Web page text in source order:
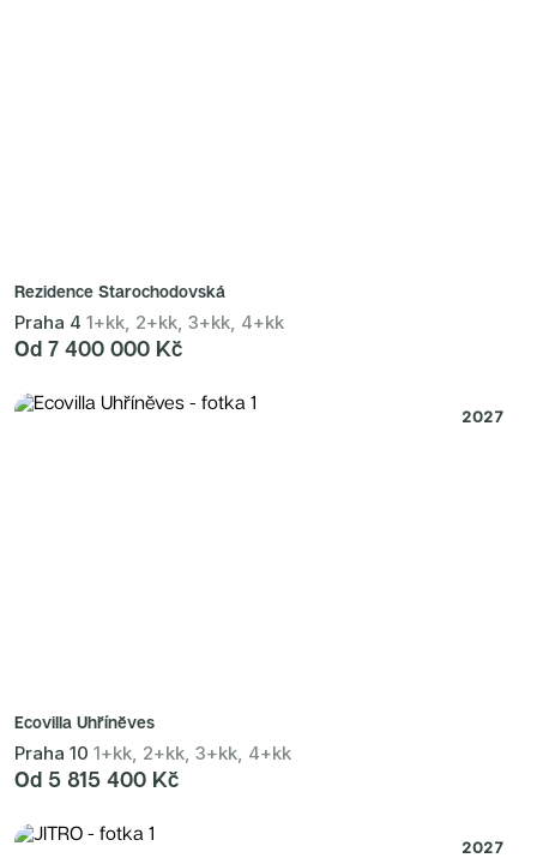
Rezidence Starochodovská
Praha 4 1+kk, 2+kk, 3+kk, 4+kk
Od 7 400 000 Kč
2027
Ecovilla Uhříněves
Praha 10 1+kk, 2+kk, 3+kk, 4+kk
Od 5 815 400 Kč
2027